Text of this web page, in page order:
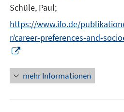
Schüle, Paul;
https://www.ifo.de/
r/career-preferences-and-
n
e
u
mehr Informationen